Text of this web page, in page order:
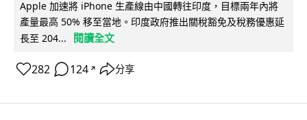
Apple 加速將 iPhone 生產線由中國轉往印度，目標兩年內將
產量最高 50% 移至當地。印度政府推出關稅豁免及稅務優惠延
長至 204...
閱讀全文
282 124 ↗ 分享